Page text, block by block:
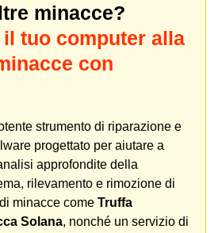
minacce?
tuo computer alla
con
strumento di riparazione e
progettato per aiutare a
approfondite della
rilevamento e rimozione di
minacce come Truffa
Solana, nonché un servizio di